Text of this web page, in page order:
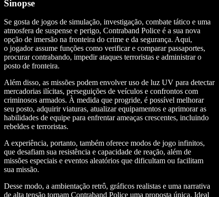
Sinopse
Se gosta de jogos de simulação, investigação, combate tático e uma
atmosfera de suspense e perigo, Contraband Police é a sua nova
opção de imersão na fronteira do crime e da segurança. Aqui,
o jogador assume funções como verificar e comparar passaportes,
procurar contrabando, impedir ataques terroristas e administrar o
posto de fronteira.
Além disso, as missões podem envolver uso de luz UV para detectar
mercadorias ilícitas, perseguições de veículos e confrontos com
criminosos armados. À medida que progride, é possível melhorar
seu posto, adquirir viaturas, atualizar equipamentos e aprimorar as
habilidades de equipe para enfrentar ameaças crescentes, incluindo
rebeldes e terroristas.
A experiência, portanto, também oferece modos de jogo infinitos,
que desafiam sua resistência e capacidade de reação, além de
missões especiais e eventos aleatórios que dificultam ou facilitam
sua missão.
Desse modo, a ambientação retrô, gráficos realistas e uma narrativa
de alta tensão tornam Contraband Police uma proposta única. Ideal